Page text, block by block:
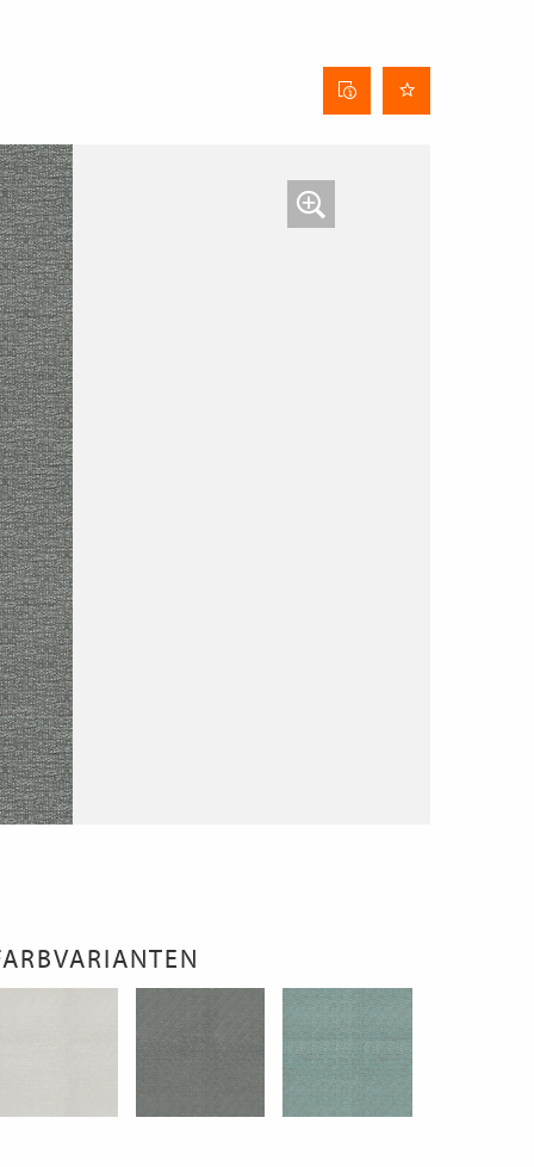
Behangdatenblatt